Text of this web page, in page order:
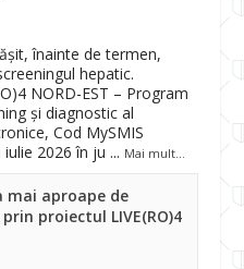
înainte de termen,
hepatic.
NORD-EST – Program
și diagnostic al
Cod MySMIS
2026 în ju ... Mai mult...
mai aproape de
proiectul LIVE(RO)4